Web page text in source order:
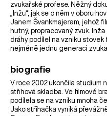
zvukařské profese. Něžný
„Inžu“, jak se o něm v oboru
Janem Švankmajerem, jehož
hutný, propracovaný zvuk.
dráhy podílel na vzniku stovek
nejméně jednu generaci
biografie
V roce 2002 ukončila studium
střihová skladba. Ve filmové
podílela se na vzniku mnoha
Jako střihačka vyniká